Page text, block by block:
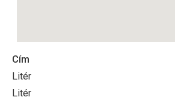
Cím
Litér
Litér